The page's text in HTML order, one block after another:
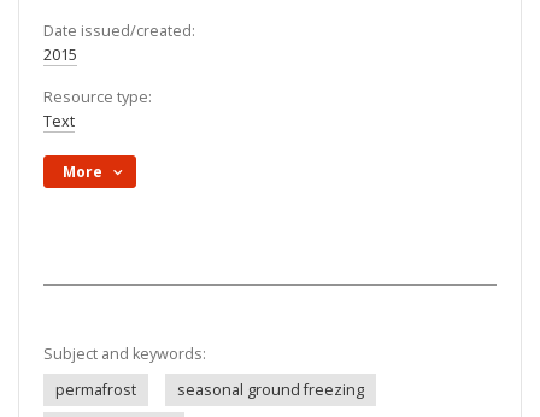
Date issued/created:
2015
Resource type:
Text
More
Subject and keywords:
permafrost
seasonal ground freezing